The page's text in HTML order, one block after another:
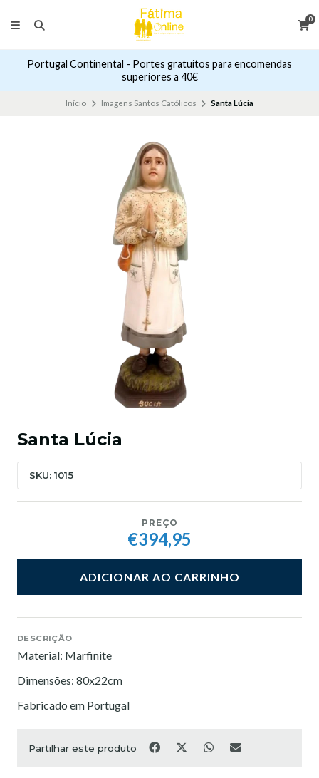
0
Portugal Continental - Portes gratuitos para encomendas
superiores a 40€
Início Imagens Santos Católicos Santa Lúcia
Santa Lúcia
SKU: 1015
PREÇO
€394,95
ADICIONAR AO CARRINHO
DESCRIÇÃO
Material: Marfinite
Dimensões: 80x22cm
Fabricado em Portugal
Partilhar este produto